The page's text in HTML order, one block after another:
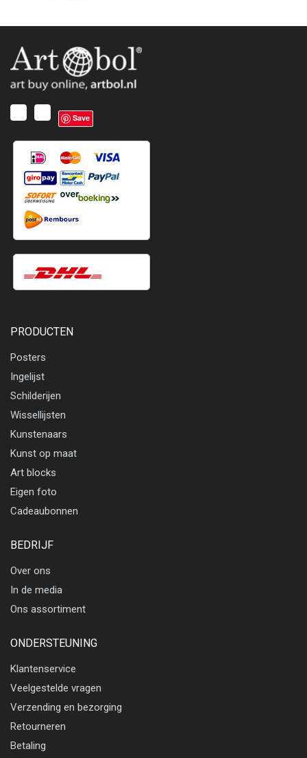
Save
PRODUCTEN
Posters
Ingelijst
Schilderijen
Wissellijsten
Kunstenaars
Kunst op maat
Art blocks
Eigen foto
Cadeaubonnen
BEDRIJF
Over ons
In de media
Ons assortiment
ONDERSTEUNING
Klantenservice
Veelgestelde vragen
Verzending en bezorging
Retourneren
Betaling